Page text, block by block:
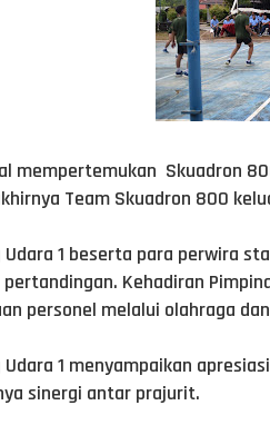
mempertemukan Skuadron
Team Skuadron 800
Udara 1 beserta para perwira
Kehadiran
personel melalui olahraga
Udara 1 menyampaikan
sinergi antar prajurit.